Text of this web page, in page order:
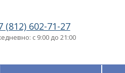
(812) 602-71-27
с 9:00 до 21:00